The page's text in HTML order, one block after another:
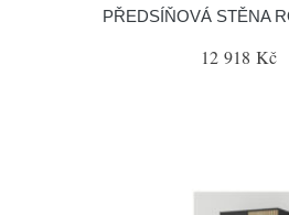
PŘEDSÍŇOVÁ STĚNA
12 918 Kč